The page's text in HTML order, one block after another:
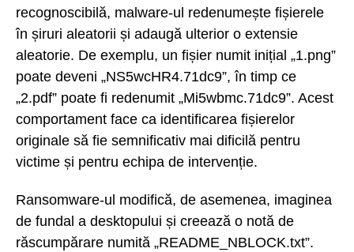
recognoscibilă, malware-ul redenumește fișierele
în șiruri aleatorii și adaugă ulterior o extensie
aleatorie. De exemplu, un fișier numit inițial „1.png”
poate deveni „NS5wcHR4.71dc9”, în timp ce
„2.pdf” poate fi redenumit „Mi5wbmc.71dc9”. Acest
comportament face ca identificarea fișierelor
originale să fie semnificativ mai dificilă pentru
victime și pentru echipa de intervenție.
Ransomware-ul modifică, de asemenea, imaginea
de fundal a desktopului și creează o notă de
răscumpărare numită „README_NBLOCK.txt”.